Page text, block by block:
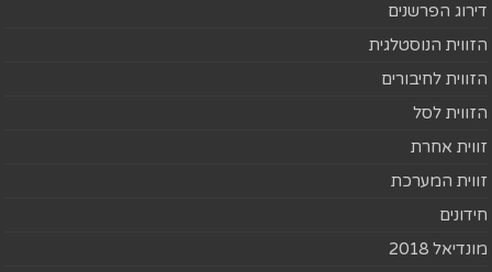
דירוג הפרשנים
הזווית הנוסטלגית
הזווית לחיבורים
הזווית לסל
זווית אחרת
זווית המערכת
חידונים
מונדיאל 2018